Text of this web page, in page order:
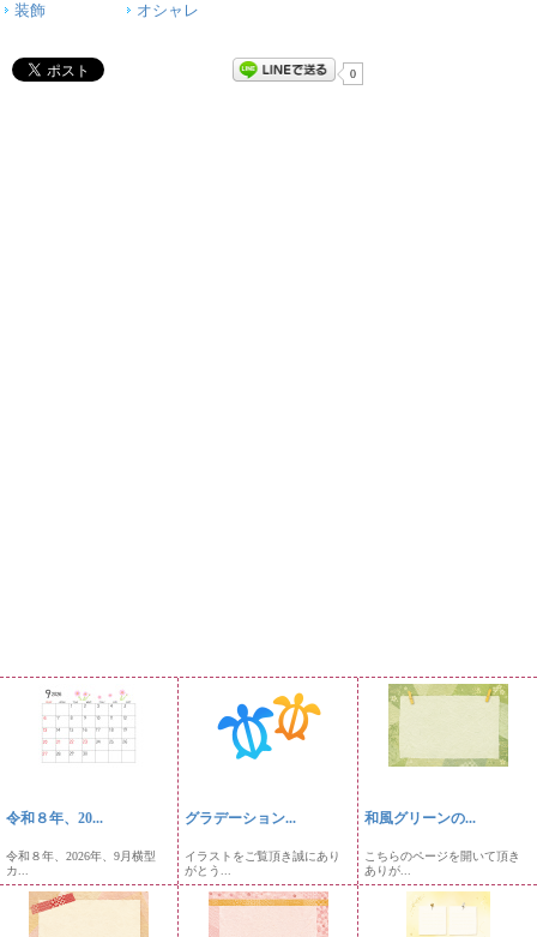
装飾
オシャレ
0
令和８年、20...
令和８年、2026年、9月横型
カ...
グラデーション...
イラストをご覧頂き誠にあり
がとう...
和風グリーンの...
こちらのページを開いて頂き
ありが...